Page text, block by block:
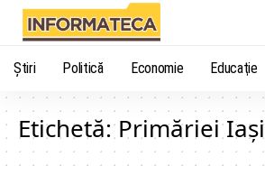
Știri Politică Economie Educaţie
Etichetă:Primăriei Iași